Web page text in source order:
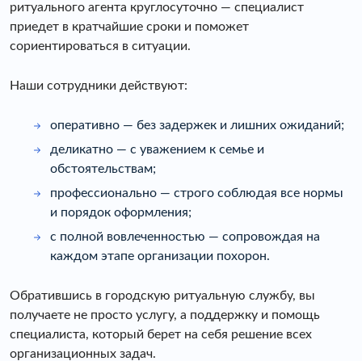
ритуального агента круглосуточно — специалист
приедет в кратчайшие сроки и поможет
сориентироваться в ситуации.
Наши сотрудники действуют:
оперативно — без задержек и лишних ожиданий;
деликатно — с уважением к семье и
обстоятельствам;
профессионально — строго соблюдая все нормы
и порядок оформления;
с полной вовлеченностью — сопровождая на
каждом этапе организации похорон.
Обратившись в городскую ритуальную службу, вы
получаете не просто услугу, а поддержку и помощь
специалиста, который берет на себя решение всех
организационных задач.